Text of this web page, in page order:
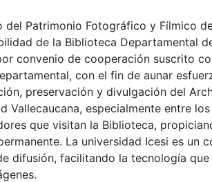
del Patrimonio Fotográfico y Fílmico
de la Biblioteca Departamental
convenio de cooperación suscrito
con el fin de aunar
preservación y divulgación del
Vallecaucana, especialmente entre
que visitan la Biblioteca,
La universidad Icesi es un
difusión, facilitando la tecnología